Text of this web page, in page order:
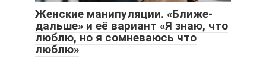
Женские манипуляции. «Ближе-
дальше» и её вариант «Я знаю, что
люблю, но я сомневаюсь что
люблю»